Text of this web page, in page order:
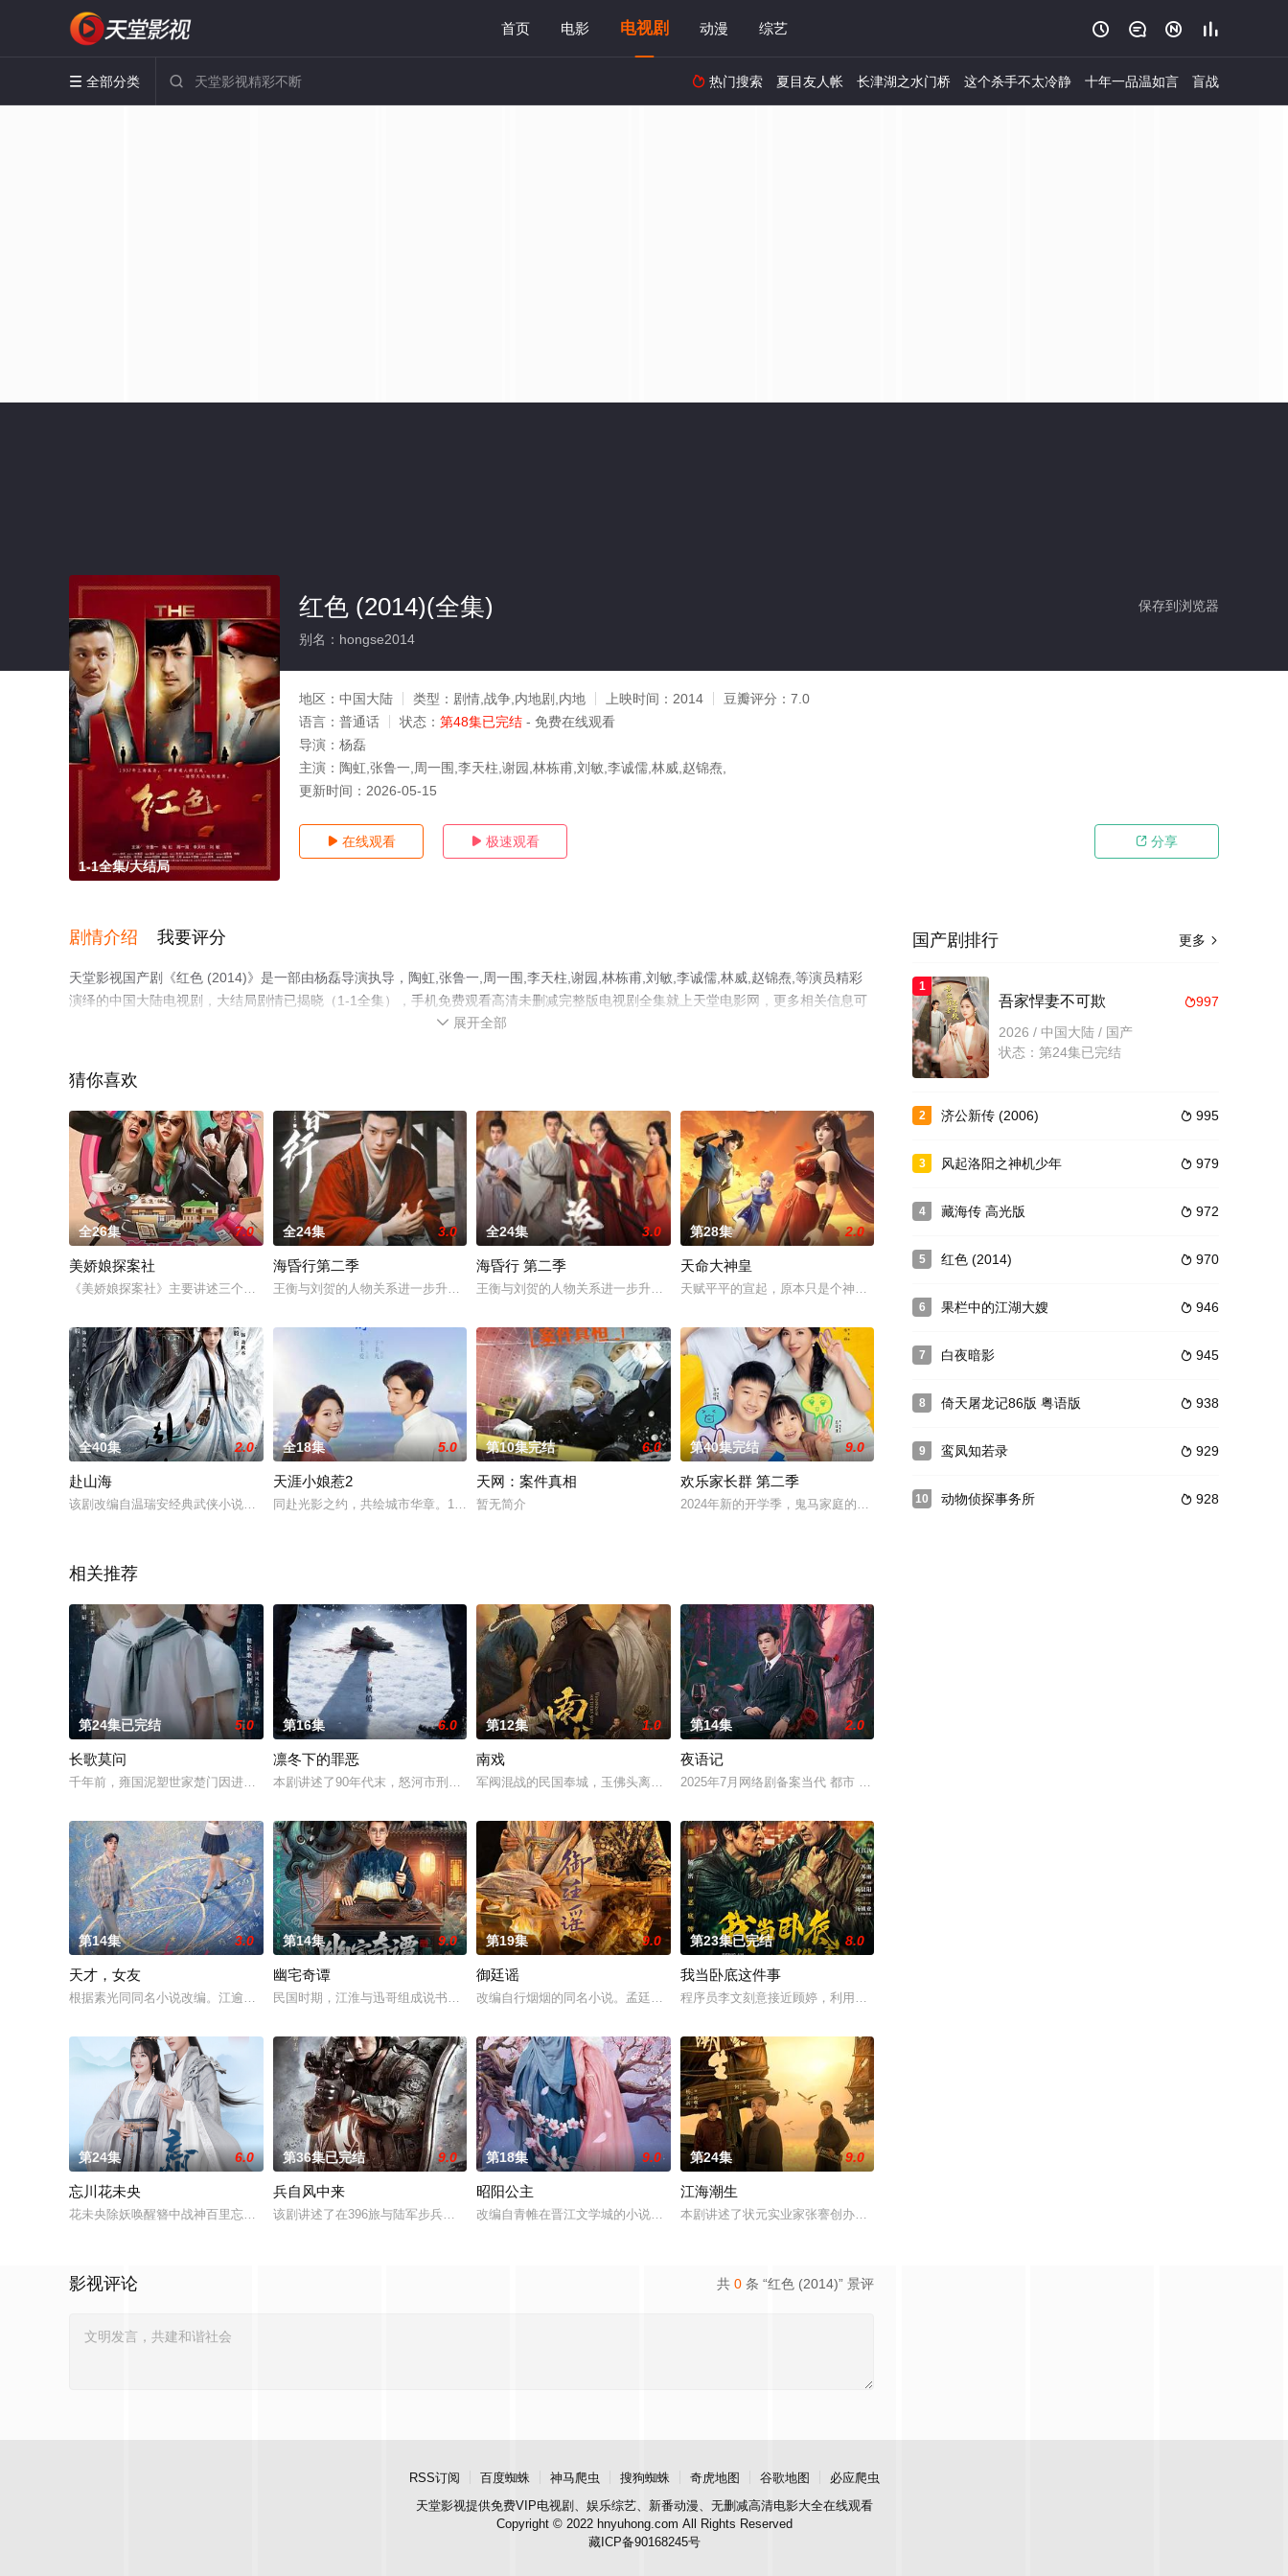
首页 电影 电视剧 动漫 综艺    
 全部分类   热门搜索 夏目友人帐 长津湖之水门桥 这个杀手不太冷静 十年一品温如言 盲战
1-1全集/大结局
保存到浏览器
红色 (2014)(全集)
别名：hongse2014
地区： 中国大陆 类型： 剧情,战争,内地剧,内地 上映时间： 2014 豆瓣评分： 7.0
语言： 普通话 状态： 第48集已完结 - 免费在线观看
导演： 杨磊
主演： 陶虹,张鲁一,周一围,李天柱,谢园,林栋甫,刘敏,李诚儒,林威,赵锦焘,
更新时间： 2026-05-15
 在线观看  极速观看  分享
剧情介绍 我要评分
天堂影视国产剧《红色 (2014)》是一部由杨磊导演执导，陶虹,张鲁一,周一围,李天柱,谢园,林栋甫,刘敏,李诚儒,林威,赵锦焘,等演员精彩
演绎的中国大陆电视剧，大结局剧情已揭晓（1-1全集），手机免费观看高清未删减完整版电视剧全集就上天堂电影网，更多相关信息可
 展开全部
猜你喜欢
全26集 7.0
美娇娘探案社
《美娇娘探案社》主要讲述三个性格迥异的女性：事业型女性陈冰冰（朱佳希饰）；学霸型女性林月初（李圣钰饰）；运动活力型女性艾
全24集 3.0
海昏行第二季
王衡与刘贺的人物关系进一步升华。从长安到豫章，从朝堂到民间，两人在对抗外敌、内查阴谋的过程中不断成长。二人面对民间疾苦、
全24集 3.0
海昏行 第二季
王衡与刘贺的人物关系进一步升华。从长安到豫章，从朝堂到民间，两人在对抗外敌、内查阴谋的过程中不断成长。二人面对民间疾苦、
第28集 2.0
天命大神皇
天赋平平的宣起，原本只是个神通榜上没有排名的神通者，人生理想只是在这一方天地中，安全第一地苟到最
全40集 2.0
赴山海
该剧改编自温瑞安经典武侠小说《神州奇侠》，讲述了肖明明（成毅 饰）曾是一名酷爱武侠小说、意气风发、充满正义感的少年。可步
全18集 5.0
天涯小娘惹2
同赴光影之约，共绘城市华章。10月18日上午，由中共烟台市委宣传部、烟台市文化和旅游局指导，长信传媒、山东艺禾文化发展有
第10集完结 6.0
天网：案件真相
暂无简介
第40集完结 9.0
欢乐家长群 第二季
2024年新的开学季，鬼马家庭的父母和孩子又开始新一轮快乐成长。没有老人帮忙，刘向上和戴静只好忙完工
相关推荐
第24集已完结 5.0
长歌莫问
千年前，雍国泥塑世家楚门因进贡的“十二生肖”离奇流血炸裂，惨遭满门流放，楚父以死鸣冤。楚家大小姐楚梓鸢带着滔天恨意，在屠
第16集 6.0
凛冬下的罪恶
本剧讲述了90年代末，怒河市刑侦支队在无普及监控、无DNA鉴定技术的支持下，通过摸排、勘查等传统刑侦手段，接连破获数起重
第12集 1.0
南戏
军阀混战的民国奉城，玉佛头离奇失窃，戏班主横尸戏台，将冷血少帅许又安与昆曲名伶荣筱楠推向不死不休的对立绝境。而他们不知，
第14集 2.0
夜语记
2025年7月网络剧备案当代 都市 海南越酷文化传媒有限公司
第14集 3.0
天才，女友
根据素光同同名小说改编。江逾白长大以后，林知夏忽然对他说：“江逾白，我喜欢你，哲学和生物学意义上的喜欢。”那个夜晚，他脸
第14集 9.0
幽宅奇谭
民国时期，江淮与迅哥组成说书班子，偶遇“白天人住屋，晚上鬼占房”的阴阳宅，江淮被掳走配“阴婚”。他与女探长穆英搭档，侦破
第19集 9.0
御廷谣
改编自行烟烟的同名小说。孟廷辉，大平王朝有史以来个以女子进士科三元及第入翰林院的奇女子。十年前的她被他从死人堆里救出来，
第23集已完结 8.0
我当卧底这件事
程序员李文刻意接近顾婷，利用顾炎女儿奴的属性，请求老炮儿顾炎带自己用程序员身份卧底电诈集团以求查
第24集 6.0
忘川花未央
花未央除妖唤醒簪中战神百里忘川元神，二人共感相连，一同寻仙草修复肉身。未央动心，却不知自身是身负玄鸟之力的夜族公主，前世
第36集已完结 9.0
兵自风中来
该剧讲述了在396旅与陆军步兵学院联合举办的小型军事演习中，郭子剑因不满演习流于形式，假传指令要求真打实抗，虽引发哗然，
第18集 9.0
昭阳公主
改编自青帷在晋江文学城的小说《平阳公主》。
第24集 9.0
江海潮生
本剧讲述了状元实业家张謇创办大生企业，实业报国的故事。甲午战争后，国家蒙羞，张謇虽高中状元，却渴
共 0 条 “红色 (2014)” 景评
影视评论
更多 
国产剧排行
1
997
吾家悍妻不可欺
2026 / 中国大陆 / 国产
状态：第24集已完结
2  995
济公新传 (2006)
3  979
风起洛阳之神机少年
4  972
藏海传 高光版
5  970
红色 (2014)
6  946
果栏中的江湖大嫂
7  945
白夜暗影
8  938
倚天屠龙记86版 粤语版
9  929
鸾凤知若录
10  928
动物侦探事务所
RSS订阅 百度蜘蛛 神马爬虫 搜狗蜘蛛 奇虎地图 谷歌地图
必应爬虫
天堂影视提供免费VIP电视剧、娱乐综艺、新番动漫、无删减高清电影大全在线观看
Copyright © 2022 hnyuhong.com All Rights Reserved
藏ICP备90168245号